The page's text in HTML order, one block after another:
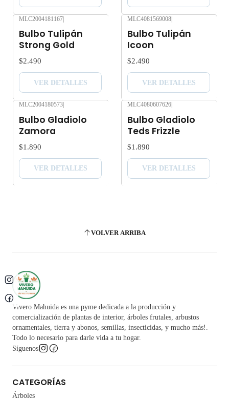
MLC2004181167
Bulbo Tulipán
Strong Gold
$2.490
VER DETALLES
MLC4081569008
Bulbo Tulipán
Icoon
$2.490
VER DETALLES
MLC2004180573
Bulbo Gladiolo
Zamora
$1.890
VER DETALLES
MLC4080607626
Bulbo Gladiolo
Teds Frizzle
$1.890
VER DETALLES
VOLVER ARRIBA
Vivero Mahuida es una pyme dedicada a la producción y
comercialización de plantas de interior, árboles frutales, arbustos
ornamentales, tierra y abonos, semillas, insecticidas, y mucho más!.
Todo lo necesario para darle vida a tu hogar.
Síguenos
CATEGORÍAS
Árboles